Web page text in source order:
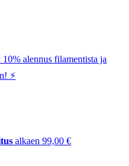
10% alennus filamentista ja
⚡️
alkaen 99,00 €